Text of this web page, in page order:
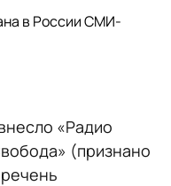
в России СМИ-
«Радио
(признано